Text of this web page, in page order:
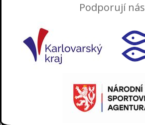
Podporují nás